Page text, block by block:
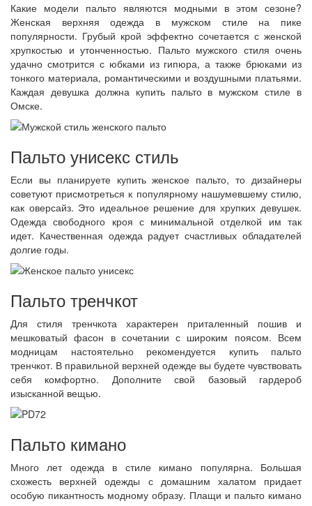
Какие модели пальто являются модными в этом сезоне?
Женская верхняя одежда в мужском стиле на пике
популярности. Грубый крой эффектно сочетается с женской
хрупкостью и утонченностью. Пальто мужского стиля очень
удачно смотрится с юбками из гипюра, а также брюками из
тонкого материала, романтическими и воздушными платьями.
Каждая девушка должна купить пальто в мужском стиле в
Омске.
Пальто унисекс стиль
Если вы планируете купить женское пальто, то дизайнеры
советуют присмотреться к популярному нашумевшему стилю,
как оверсайз. Это идеальное решение для хрупких девушек.
Одежда свободного кроя с минимальной отделкой им так
идет. Качественная одежда радует счастливых обладателей
долгие годы.
Пальто тренчкот
Для стиля тренчкота характерен приталенный пошив и
мешковатый фасон в сочетании с широким поясом. Всем
модницам настоятельно рекомендуется купить пальто
тренчкот. В правильной верхней одежде вы будете чувствовать
себя комфортно. Дополните свой базовый гардероб
изысканной вещью.
Пальто кимано
Много лет одежда в стиле кимано популярна. Большая
схожесть верхней одежды с домашним халатом придает
особую пикантность модному образу. Плащи и пальто кимано